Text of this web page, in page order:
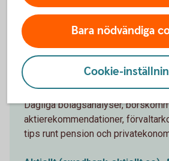
Aktiellt
Dagliga bolagsanalyser,
aktierekommendationer,
tips runt pension och
Bara nödvändiga
Cookie-